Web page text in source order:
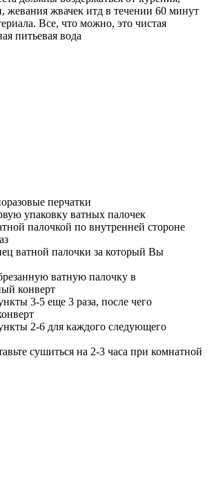
жевания жвачек итд в течении 60 минут
Все, что можно, это чистая
питьевая вода
перчатки
упаковку ватных палочек
палочкой по внутренней стороне
ватной палочки за который Вы
ватную палочку в
конверт
3-5 еще 3 раза, после чего
2-6 для каждого следующего
сушиться на 2-3 часа при комнатной